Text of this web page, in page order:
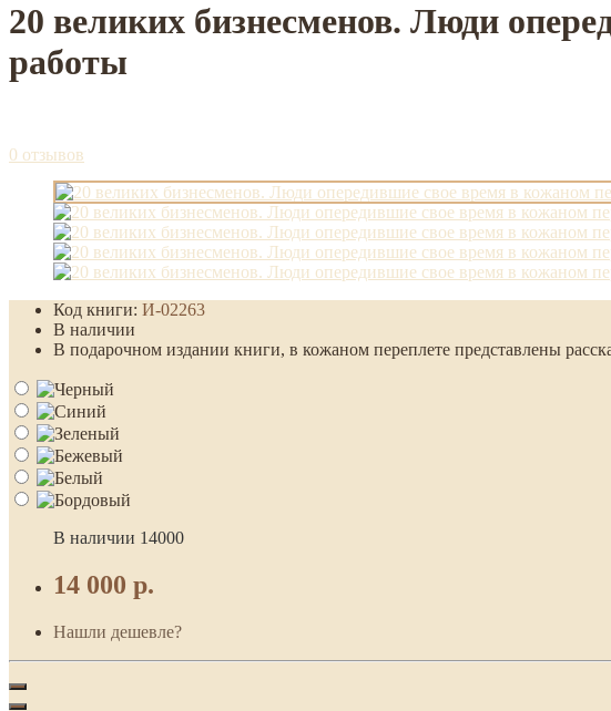
20 великих бизнесменов. Люди
работы
0 отзывов
Код книги: И-02263
В наличии
В подарочном издании книги, в кожаном переплете представлены
В наличии 14000
14 000 р.
Нашли дешевле?